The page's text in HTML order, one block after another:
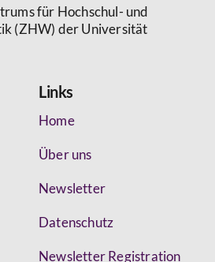
für Hochschul- und
(ZHW) der Universität
Links
Home
Über uns
Newsletter
Datenschutz
Newsletter Registration